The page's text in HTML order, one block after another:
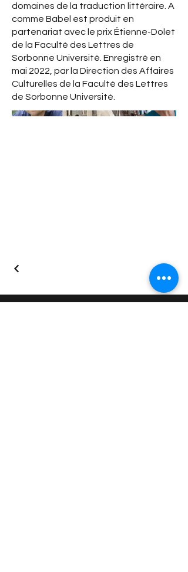
domaines de la traduction littéraire. A
comme Babel est produit en
partenariat avec le prix Étienne-Dolet
de la Faculté des Lettres de
Sorbonne Université. Enregistré en
mai 2022, par la Direction des Affaires
Culturelles de la Faculté des Lettres
de Sorbonne Université.